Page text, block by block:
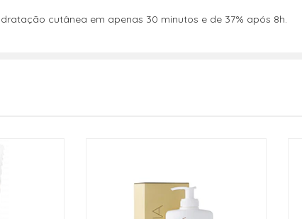
cutânea em apenas 30 minutos e de 37% após 8h.